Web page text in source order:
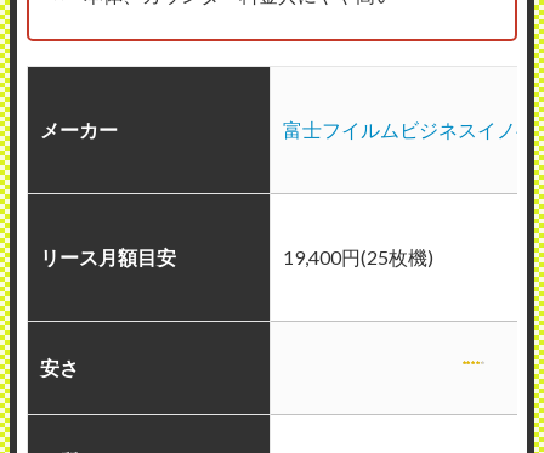
メーカー 富士フイルムビジネスイノベ
リース月額目安 19,400円(25枚機)
安さ